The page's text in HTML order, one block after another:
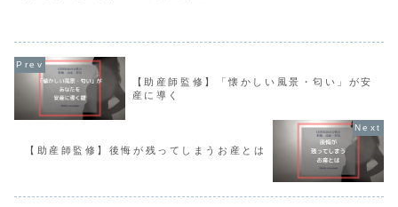
をいかに「楽に」「楽...
【助産師監修】「懐かしい風景・匂い」が安
産に導く
【助産師監修】後悔が残ってしまうお産とは